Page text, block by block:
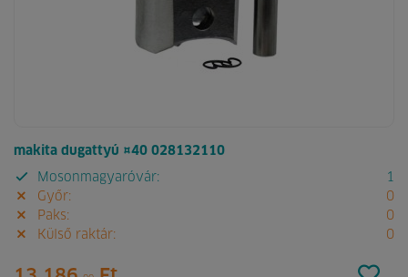
makita dugattyú ¤40 028132110
Mosonmagyaróvár:
1
Győr:
0
Paks:
0
Külső raktár:
0